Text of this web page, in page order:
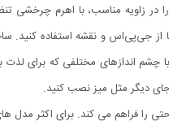
در زاویه مناسب، با اهرم
را می تواند 360 درجه بچرخد و می تواند آزادانه
دیگر مثل میز نصب کنید.